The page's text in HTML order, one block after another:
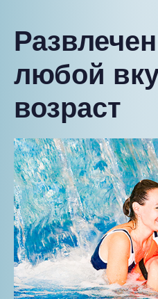
любой
возраст